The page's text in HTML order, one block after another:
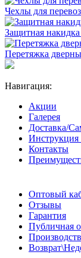
Чехлы для
Защитная
Перетяжка
Навигация:
Акции
Галерея
Доставка/
Инструкция
Контакты
Оптовый
Отзывы
Гарантия
Публичная